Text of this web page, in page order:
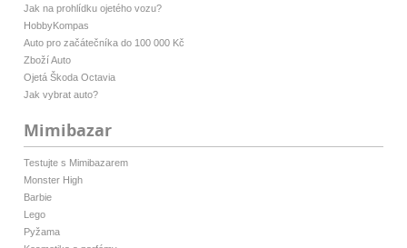
Jak na prohlídku ojetého vozu?
HobbyKompas
Auto pro začátečníka do 100 000 Kč
Zboží Auto
Ojetá Škoda Octavia
Jak vybrat auto?
Mimibazar
Testujte s Mimibazarem
Monster High
Barbie
Lego
Pyžama